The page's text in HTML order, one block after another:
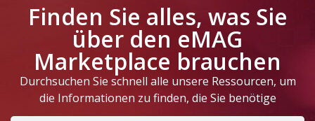
Finden Sie alles, was Sie
über den eMAG
Marketplace brauchen
Durchsuchen Sie schnell alle unsere Ressourcen, um
die Informationen zu finden, die Sie benötige